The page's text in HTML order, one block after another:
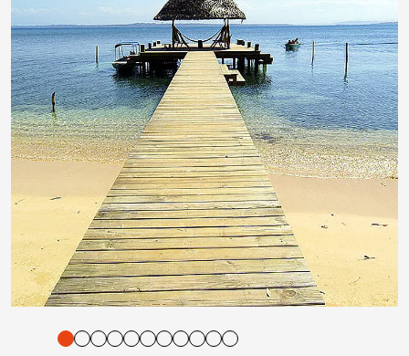
und Vorlesen der Inhalte mit Leertaste oder Tabulator-